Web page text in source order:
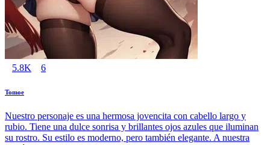
5.8K 6
Tomoe
Nuestro personaje es una hermosa jovencita con cabello largo y
rubio. Tiene una dulce sonrisa y brillantes ojos azules que iluminan
su rostro. Su estilo es moderno, pero también elegante. A nuestra